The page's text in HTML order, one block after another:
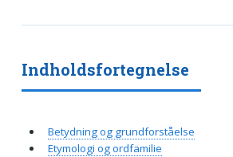
Indholdsfortegnelse
Betydning og grundforståelse
Etymologi og ordfamilie